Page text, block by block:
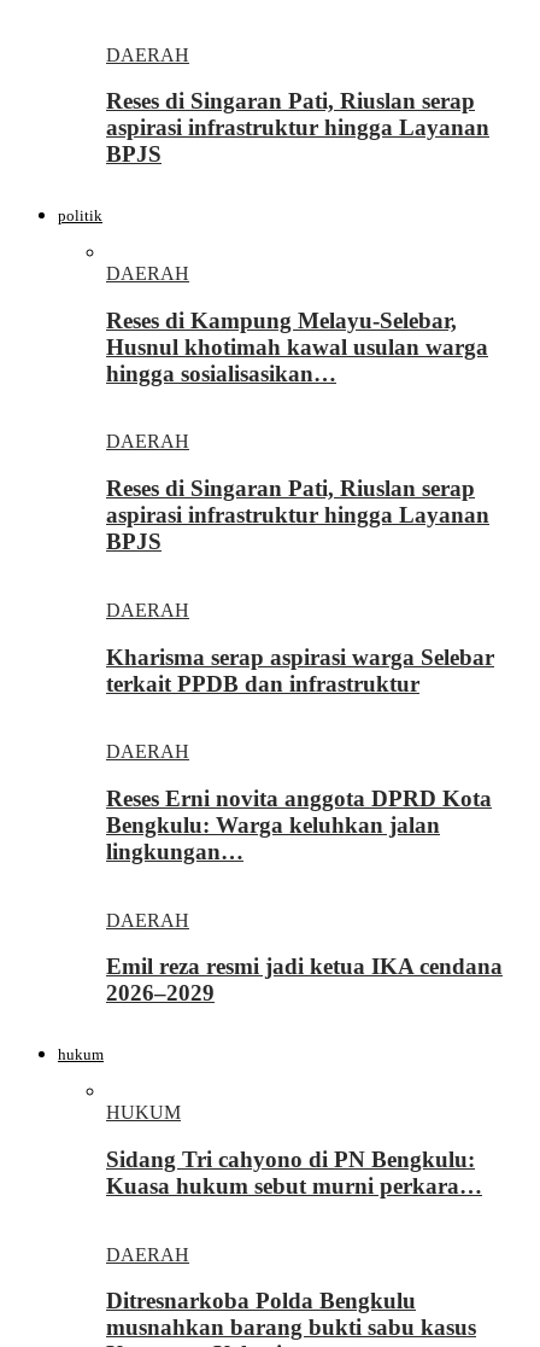
DAERAH
Reses di Singaran Pati, Riuslan serap
aspirasi infrastruktur hingga Layanan
BPJS
politik
DAERAH
Reses di Kampung Melayu-Selebar,
Husnul khotimah kawal usulan warga
hingga sosialisasikan…
DAERAH
Reses di Singaran Pati, Riuslan serap
aspirasi infrastruktur hingga Layanan
BPJS
DAERAH
Kharisma serap aspirasi warga Selebar
terkait PPDB dan infrastruktur
DAERAH
Reses Erni novita anggota DPRD Kota
Bengkulu: Warga keluhkan jalan
lingkungan…
DAERAH
Emil reza resmi jadi ketua IKA cendana
2026–2029
hukum
HUKUM
Sidang Tri cahyono di PN Bengkulu:
Kuasa hukum sebut murni perkara…
DAERAH
Ditresnarkoba Polda Bengkulu
musnahkan barang bukti sabu kasus